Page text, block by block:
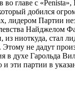
во главе с
добился
лидером Партии
Найджелом
ниоткуда, стал
не дадут
в духе Гарольда
и эти партии в